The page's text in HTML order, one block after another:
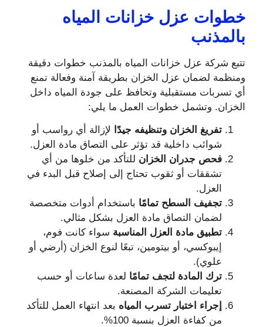
خطوات عزل خزانات المياه
بالمذنب
تتبع شركة عزل خزانات المياه بالمذنب خطوات دقيقة
ومنظمة لضمان عزل الخزان بطريقة آمنة وفعالة تمنع
أي تسربات مستقبلية وتحافظ على جودة المياه داخل
الخزان. وتشمل خطوات العمل ما يلي:
تفريغ الخزان وتنظيفه جيدًا
لإزالة أي رواسب أو
شوائب داخلية قد تؤثر على التصاق مادة العزل.
فحص جدران الخزان للتأكد من خلوها من أي
تشققات أو ثقوب تحتاج إلى إصلاح قبل البدء في
العزل.
تجفيف السطح تمامًا باستخدام أدوات متخصصة
لضمان التصاق مادة العزل بشكل مثالي.
تطبيق مادة العزل المناسبة سواء كانت فوم،
إيبوكسي، أو بيتومين، تبعًا لنوع الخزان (أرضي أو
علوي).
ترك المادة لتجف تمامًا لعدة ساعات أو حسب
تعليمات الشركة المصنعة.
إجراء اختبار تسرب المياه بعد انتهاء العمل للتأكد
من كفاءة العزل بنسبة 100%.